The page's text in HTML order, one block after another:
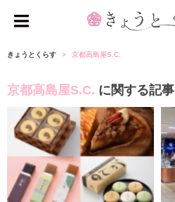
ょ
と
く
ら
す
きょうとくらす 京都高島屋S.C.
京都高島屋S.C. に関する記事